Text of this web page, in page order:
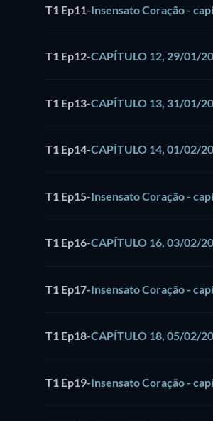
T1 Ep11-Insensato Coração -
T1 Ep12-CAPÍTULO 12, 29/01/
T1 Ep13-CAPÍTULO 13, 31/01/
T1 Ep14-CAPÍTULO 14, 01/02/
T1 Ep15-Insensato Coração -
T1 Ep16-CAPÍTULO 16, 03/02/
T1 Ep17-Insensato Coração -
T1 Ep18-CAPÍTULO 18, 05/02/
T1 Ep19-Insensato Coração -